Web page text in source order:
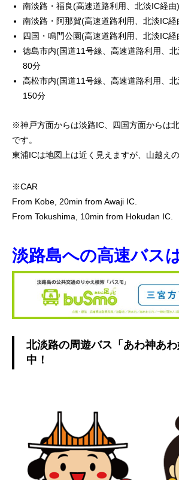
南淡路・福良(高速道路利用、北淡IC
南淡路・阿那賀(高速道路利用、北淡
四国・鳴門公園(高速道路利用、北淡
徳島市内(国道11号線、高速道路利用
80分
高松市内(国道11号線、高速道路利用
150分
※神戸方面からは淡路IC、四国方面からは
です。
東浦ICは地図上は近く見えますが、山越え
※CAR
From Kobe, 20min from Awaji IC.
From Tokushima, 10min from Hokudan IC.
淡路島への高速バス
北淡路の周遊バス「あわ神あ
中！